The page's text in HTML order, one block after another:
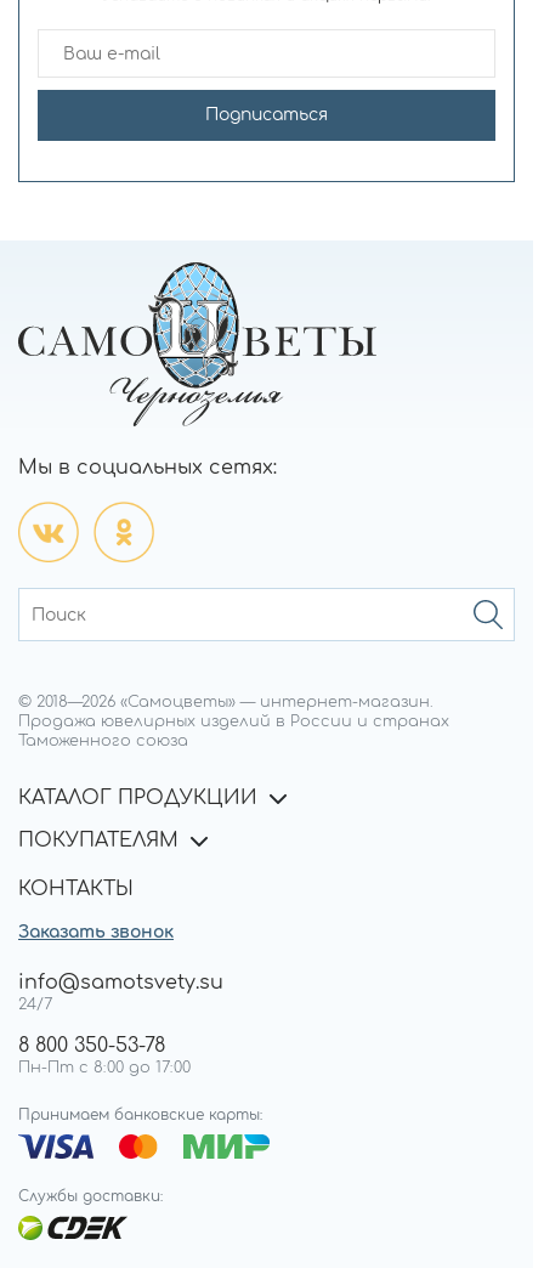
Подписаться
Мы в социальных сетях:
© 2018—2026 «Самоцветы» — интернет-магазин.
Продажа ювелирных изделий в России и странах
Таможенного союза
КАТАЛОГ ПРОДУКЦИИ
ПОКУПАТЕЛЯМ
КОНТАКТЫ
Заказать звонок
info@samotsvety.su
24/7
8 800 350-53-78
Пн-Пт с 8:00 до 17:00
Принимаем банковские карты:
Службы доставки: